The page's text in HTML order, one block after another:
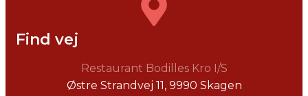
Find vej
Restaurant Bodilles Kro I/S
Østre Strandvej 11, ​9990 Skagen